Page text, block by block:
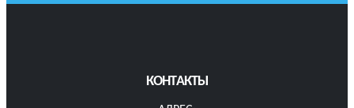
КОНТАКТЫ